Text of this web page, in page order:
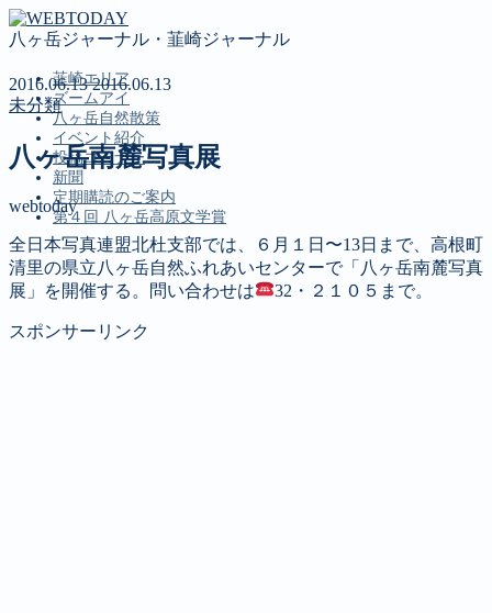
八ヶ岳ジャーナル・韮崎ジャーナル
韮崎エリア
ズームアイ
八ヶ岳自然散策
イベント紹介
投稿コーナー
新聞
定期購読のご案内
第４回 八ヶ岳高原文学賞
MENU
韮崎エリア
八ヶ岳自然散策
2016.06.132016.06.13
未分類
八ヶ岳南麓写真展
webtoday
全日本写真連盟北杜支部では、６月１日〜13日まで、高根町
清里の県立八ヶ岳自然ふれあいセンターで「八ヶ岳南麓写真
展」を開催する。問い合わせは
32・２１０５まで。
スポンサーリンク